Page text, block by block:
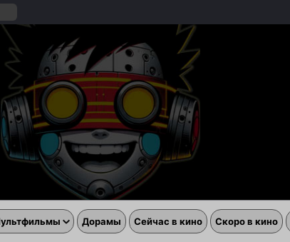
Дорамы Сейчас в кино Скоро в кино